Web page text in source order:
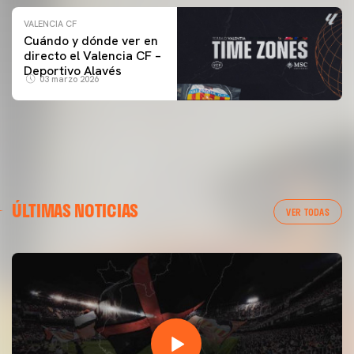
VALENCIA CF
Cuándo y dónde ver en
directo el Valencia CF –
Deportivo Alavés
03 marzo 2026
ÚLTIMAS NOTICIAS VER TODAS